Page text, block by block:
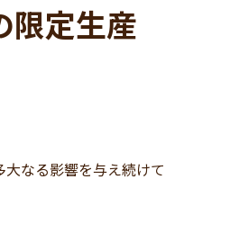
定生産
なる影響を与え続けて